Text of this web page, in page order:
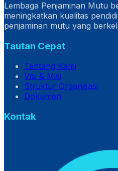
Lembaga Penjaminan Mutu
meningkatkan kualitas
penjaminan mutu yang
Tautan Cepat
Tentang Kami
Visi & Misi
Struktur Organisasi
Dokumen
Kontak